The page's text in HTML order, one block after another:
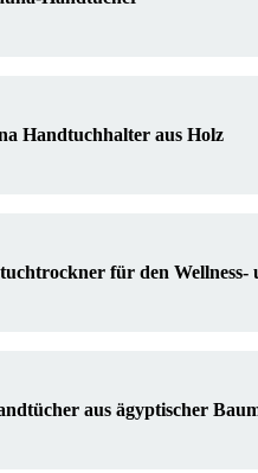
Handtuchhalter aus Holz
für den Wellness-
aus ägyptischer